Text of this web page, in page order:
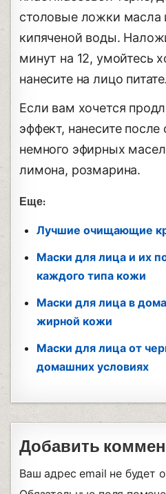
столовые ложки масла
кипяченой воды.
минут на 12, умойтесь
нанесите на лицо
Если вам хочется
эффект, нанесите
немного эфирных
лимона, розмарина.
Еще:
Лучшие очищающие
Маски для лица и их
каждого типа кожи
Маски для лица в
жирной кожи
Маски для лица от
домашних условиях
Добавить
Ваш адрес email не будет